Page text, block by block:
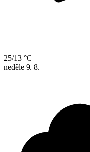
25/13 °C
neděle 9. 8.